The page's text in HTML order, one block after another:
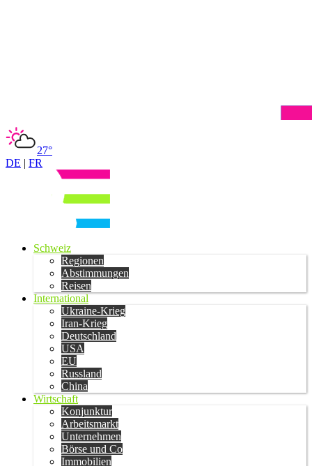
27°
DE | FR
Schweiz
Regionen
Abstimmungen
Reisen
International
Ukraine-Krieg
Iran-Krieg
Deutschland
USA
EU
Russland
China
Wirtschaft
Konjunktur
Arbeitsmarkt
Unternehmen
Börse und Co
Immobilien